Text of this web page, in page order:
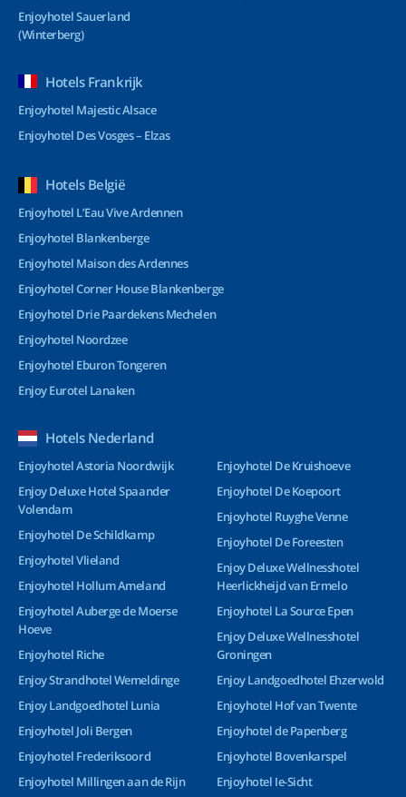
Enjoyhotel Sauerland
(Winterberg)
Hotels Frankrijk
Enjoyhotel Majestic Alsace
Enjoyhotel Des Vosges – Elzas
Hotels België
Enjoyhotel L’Eau Vive Ardennen
Enjoyhotel Blankenberge
Enjoyhotel Maison des Ardennes
Enjoyhotel Corner House Blankenberge
Enjoyhotel Drie Paardekens Mechelen
Enjoyhotel Noordzee
Enjoyhotel Eburon Tongeren
Enjoy Eurotel Lanaken
Hotels Nederland
Enjoyhotel Astoria Noordwijk
Enjoy Deluxe Hotel Spaander
Volendam
Enjoyhotel De Schildkamp
Enjoyhotel Vlieland
Enjoyhotel Hollum Ameland
Enjoyhotel Auberge de Moerse
Hoeve
Enjoyhotel Riche
Enjoy Strandhotel Wemeldinge
Enjoy Landgoedhotel Lunia
Enjoyhotel Joli Bergen
Enjoyhotel Frederiksoord
Enjoyhotel Millingen aan de Rijn
Enjoyhotel De Kruishoeve
Enjoyhotel De Koepoort
Enjoyhotel Ruyghe Venne
Enjoyhotel De Foreesten
Enjoy Deluxe Wellnesshotel
Heerlickheijd van Ermelo
Enjoyhotel La Source Epen
Enjoy Deluxe Wellnesshotel
Groningen
Enjoy Landgoedhotel Ehzerwold
Enjoyhotel Hof van Twente
Enjoyhotel de Papenberg
Enjoyhotel Bovenkarspel
Enjoyhotel Ie-Sicht